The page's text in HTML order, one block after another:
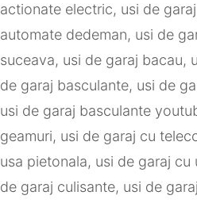
actionate electric, usi de
automate dedeman, usi de
suceava, usi de garaj bacau,
de garaj basculante, usi de
usi de garaj basculante
geamuri, usi de garaj cu
usa pietonala, usi de garaj cu
de garaj culisante, usi de